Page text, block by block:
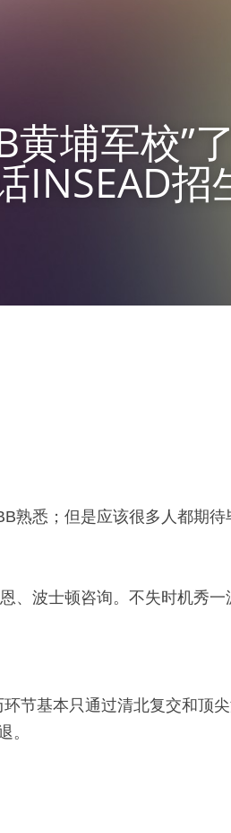
黄埔军校”
INSEAD招
熟悉；但是应该很多人都期
、波士顿咨询。不失时机秀
节基本只通过清北复交和顶
。